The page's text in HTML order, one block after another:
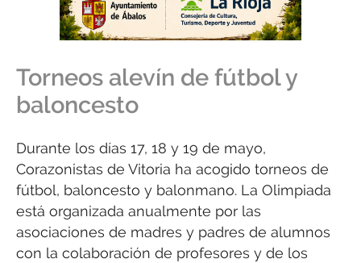
Torneos alevín de fútbol y
baloncesto
Durante los días 17, 18 y 19 de mayo,
Corazonistas de Vitoria ha acogido torneos de
fútbol, baloncesto y balonmano. La Olimpiada
está organizada anualmente por las
asociaciones de madres y padres de alumnos
con la colaboración de profesores y de los